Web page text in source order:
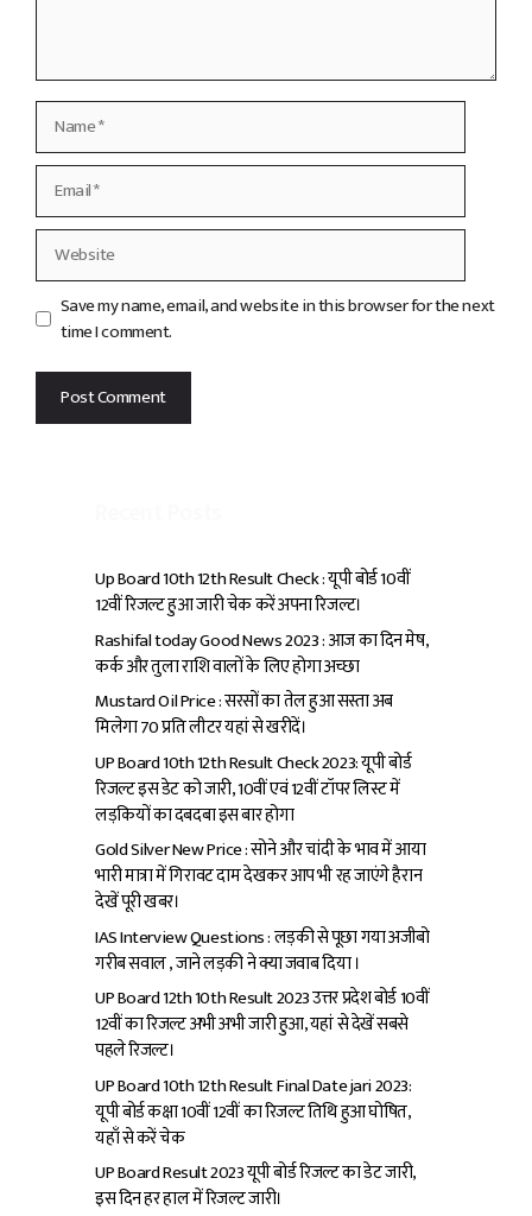
Name
Email
Website
Save my name, email, and website in this browser for the next
time I comment.
Up Board 10th 12th Result Check : यूपी बोर्ड 10वीं
12वीं रिजल्ट हुआ जारी चेक करें अपना रिजल्ट।
Rashifal today Good News 2023 : आज का दिन मेष,
कर्क और तुला राशि वालों के लिए होगा अच्छा
Mustard Oil Price : सरसों का तेल हुआ सस्ता अब
मिलेगा ₹70 प्रति लीटर यहां से खरीदें।
UP Board 10th 12th Result Check 2023: यूपी बोर्ड
रिजल्ट इस डेट को जारी, 10वीं एवं 12वीं टॉपर लिस्ट में
लड़कियों का दबदबा इस बार होगा
Gold Silver New Price : सोने और चांदी के भाव में आया
भारी मात्रा में गिरावट दाम देखकर आप भी रह जाएंगे हैरान
देखें पूरी खबर।
IAS Interview Questions : लड़की से पूछा गया अजीबो
गरीब सवाल , जाने लड़की ने क्या जवाब दिया ।
UP Board 12th 10th Result 2023 उत्तर प्रदेश बोर्ड 10वीं
12वीं का रिजल्ट अभी अभी जारी हुआ, यहां से देखें सबसे
पहले रिजल्ट।
UP Board 10th 12th Result Final Date jari 2023:
यूपी बोर्ड कक्षा 10वीं 12वीं का रिजल्ट तिथि हुआ घोषित,
यहाँ से करें चेक
UP Board Result 2023 यूपी बोर्ड रिजल्ट का डेट जारी,
इस दिन हर हाल में रिजल्ट जारी।